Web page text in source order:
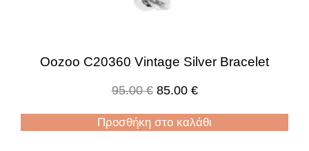
Oozoo C20360 Vintage Silver Bracelet
95.00€ 85.00 €
Προσθήκη στο καλάθι